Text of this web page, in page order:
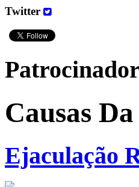
Twitter
Causas
Ejaculação